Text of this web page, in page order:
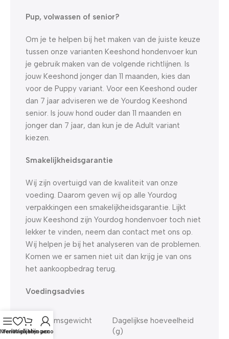
Pup, volwassen of senior?
Om je te helpen bij het maken van de juiste keuze
tussen onze varianten Keeshond hondenvoer kun
je gebruik maken van de volgende richtlijnen. Is
jouw Keeshond jonger dan 11 maanden, kies dan
voor de Puppy variant. Voor een Keeshond ouder
dan 7 jaar adviseren we de Yourdog Keeshond
senior. Is jouw hond ouder dan 11 maanden en
jonger dan 7 jaar, dan kun je de Adult variant
kiezen.
Smakelijkheidsgarantie
Wij zijn overtuigd van de kwaliteit van onze
voeding. Daarom geven wij op alle Yourdog
verpakkingen een smakelijkheidsgarantie. Lijkt
jouw Keeshond zijn Yourdog hondenvoer toch niet
lekker te vinden, neem dan contact met ons op.
Wij helpen je bij het analyseren van de problemen.
Komen we er samen niet uit dan krijg je van ons
het aankoopbedrag terug.
Voedingsadvies
Lichaamsgewicht
(kg)
Dagelijkse hoeveelheid
(g)
Menu
Verlanglijst
Winkelwagen
Mijn account